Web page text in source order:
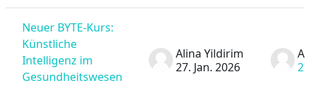
Neuer BYTE-Kurs:
Künstliche
Intelligenz im
Gesundheitswesen
Alina Yildirim
27. Jan. 2026